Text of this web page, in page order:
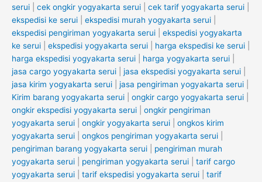
serui
cek ongkir yogyakarta serui cek tarif yogyakarta serui
ekspedisi ke serui
ekspedisi murah yogyakarta serui
ekspedisi pengiriman yogyakarta serui
ekspedisi yogyakarta
ke serui
ekspedisi yogyakarta serui harga ekspedisi ke serui
harga ekspedisi yogyakarta serui
harga yogyakarta serui
jasa cargo yogyakarta serui
jasa ekspedisi yogyakarta serui
jasa kirim yogyakarta serui
jasa pengiriman yogyakarta serui
Kirim barang yogyakarta serui
ongkir cargo yogyakarta serui
ongkir ekspedisi yogyakarta serui
ongkir pengiriman
yogyakarta serui
ongkir yogyakarta serui
ongkos kirim
yogyakarta serui
ongkos pengiriman yogyakarta serui
pengiriman barang yogyakarta serui
pengiriman murah
yogyakarta serui
pengiriman yogyakarta serui
tarif cargo
yogyakarta serui
tarif ekspedisi yogyakarta serui
tarif